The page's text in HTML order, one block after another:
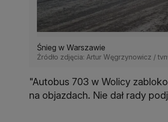
Śnieg w Warszawie
Źródło zdjęcia: Artur Węgrzynowicz /
"Autobus 703 w Wolicy
na objazdach. Nie dał rady